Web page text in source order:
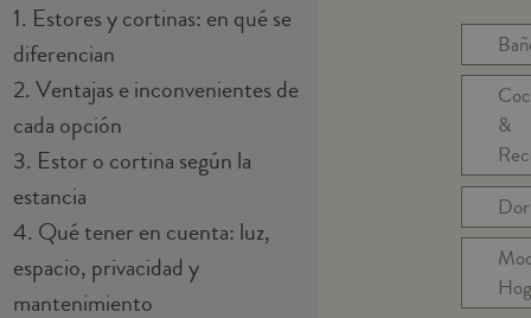
1. Estores y cortinas: en qué se
diferencian
2. Ventajas e inconvenientes de
cada opción
3. Estor o cortina según la
estancia
4. Qué tener en cuenta: luz,
espacio, privacidad y
mantenimiento
&